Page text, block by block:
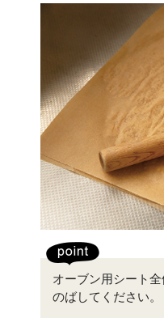
オーブン用シート
のばしてください。